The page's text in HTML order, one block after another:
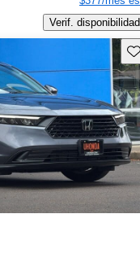
Verif. disponibilidad